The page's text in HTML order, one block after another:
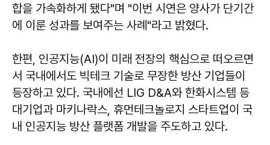
합을 가속화하게 됐다"며 "이번 시연은 양사가 단기간
에 이룬 성과를 보여주는 사례"라고 밝혔다.
한편, 인공지능(AI)이 미래 전장의 핵심으로 떠오르면
서 국내에서도 빅테크 기술로 무장한 방산 기업들이
등장하고 있다. 국내에선 LIG D&A와 한화시스템 등
대기업과 마키나락스, 휴먼테크놀로지 스타트업이 국
내 인공지능 방산 플랫폼 개발을 주도하고 있다.